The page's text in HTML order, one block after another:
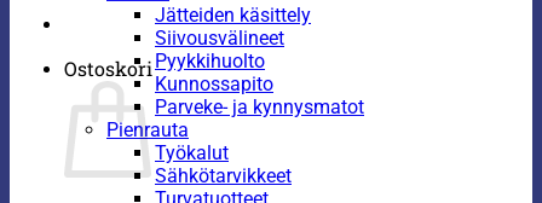
Ostoskori
Jätteiden käsittely
Siivousvälineet
Pyykkihuolto
Kunnossapito
Parveke- ja kynnysmatot
Pienrauta
Työkalut
Sähkötarvikkeet